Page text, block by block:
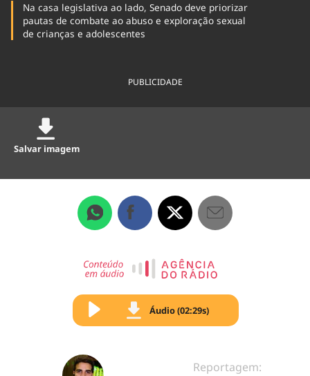
Na casa legislativa ao lado, Senado deve priorizar
pautas de combate ao abuso e exploração sexual
de crianças e adolescentes
PUBLICIDADE
Salvar imagem
Áudio (02:29s)
Reportagem: